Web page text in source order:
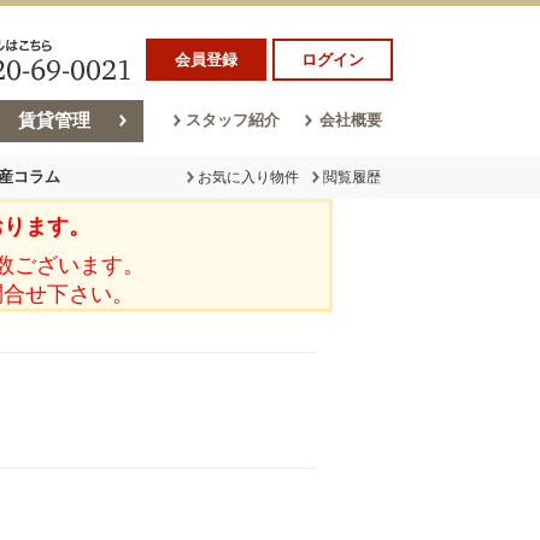
会員登録 ログイン
賃貸管理 スタッフ紹介 会社概要
コラム
ム
お気に入り物件 閲覧履歴
ます。
ざいます。
せ下さい。